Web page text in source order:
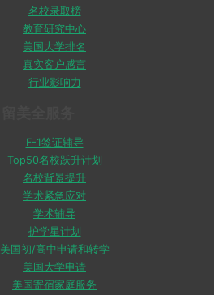
名校录取榜
教育研究中心
美国大学排名
真实客户感言
行业影响力
F-1签证辅导
Top50名校跃升计划
名校背景提升
学术紧急应对
学术辅导
护学星计划
美国初/高中申请和转学
美国大学申请
美国寄宿家庭服务